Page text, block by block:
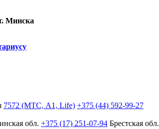
Минска
7572 (МТС, A1, Life) +375 (44) 592-99-27
обл. +375 (17) 251-07-94 Брестская обл.